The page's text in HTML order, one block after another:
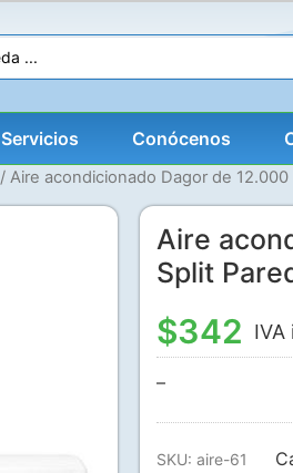
Servicios Conócenos
/ Aire acondicionado Dagor de 12.000
Aire
Split
$342 IVA
–
SKU: aire-61